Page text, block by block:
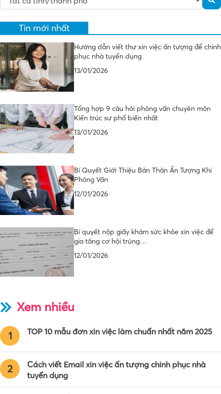
Tin mới nhất
Hướng dẫn viết thư xin việc ấn tượng để chinh
phục nhà tuyển dụng
13/01/2026
Tổng hợp 9 câu hỏi phỏng vấn chuyên môn
Kiến trúc sư phổ biến nhất
13/01/2026
Bí Quyết Giới Thiệu Bản Thân Ấn Tượng Khi
Phỏng Vấn
12/01/2026
Bí quyết nộp giấy khám sức khỏe xin việc để
gia tăng cơ hội trúng…
12/01/2026
Xem nhiều
1 TOP 10 mẫu đơn xin việc làm chuẩn nhất năm 2025
2
Cách viết Email xin việc ấn tượng chinh phục nhà
tuyển dụng